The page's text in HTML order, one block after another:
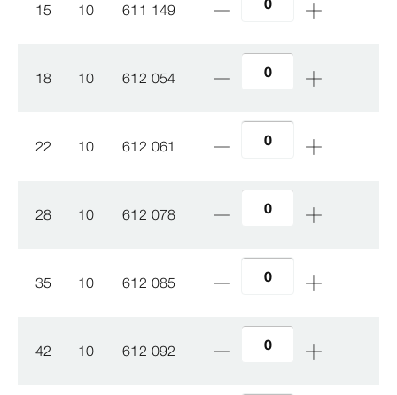
15 10 611 149
18 10 612 054
22 10 612 061
28 10 612 078
35 10 612 085
42 10 612 092